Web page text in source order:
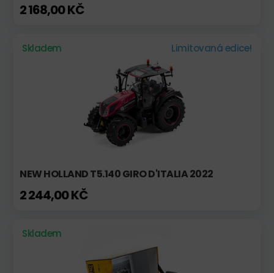
2 168,00 KČ
Skladem Limitovaná edice!
NEW HOLLAND T5.140 GIRO D'ITALIA 2022
2 244,00 KČ
Skladem